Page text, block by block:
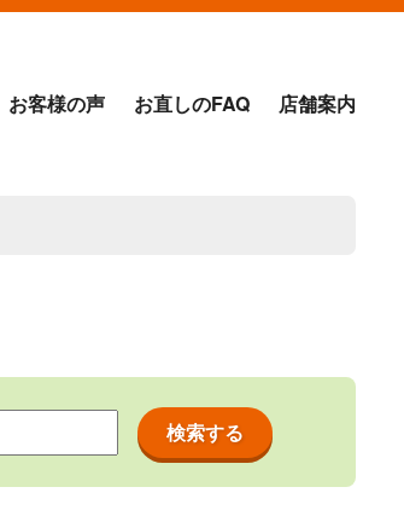
お客様の声 お直しのFAQ 店舗案内